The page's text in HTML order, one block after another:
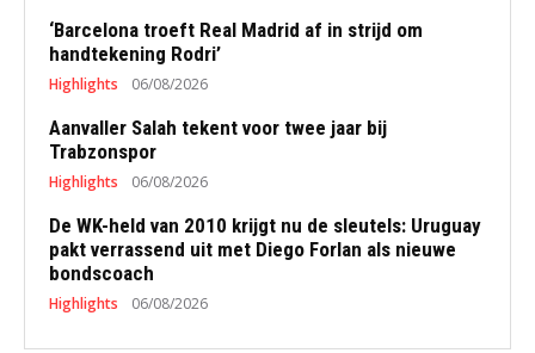
‘Barcelona troeft Real Madrid af in strijd om
handtekening Rodri’
Highlights 06/08/2026
Aanvaller Salah tekent voor twee jaar bij
Trabzonspor
Highlights 06/08/2026
De WK-held van 2010 krijgt nu de sleutels: Uruguay
pakt verrassend uit met Diego Forlan als nieuwe
bondscoach
Highlights 06/08/2026